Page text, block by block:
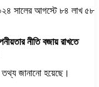
২০২৪ সালের আগস্টে ৮৪ লাখ ৫৮
নীতি বজায় রাখতে
জানানো হয়েছে।